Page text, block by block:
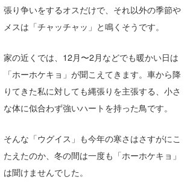
張り争いをするオスだけで、それ以外の季節や
メスは「チャッチャッ」と鳴くそうです。
家の近くでは、12月〜2月などでも暖かい日は
「ホーホケキョ」が聞こえてきます。車から降
りてきた私に対しても縄張りを主張する、小さ
な体に似合わず強いハートを持った鳥です。
そんな「ウグイス」も今年の寒さはさすがにこ
たえたのか、冬の間は一度も「ホーホケキョ」
は聞けませんでした。
Naoya Kimoto
Yoshiyuki Obata
arukasvision
DELTA FORCE SURF
メディア
WAVAL
中浦“JET”章
嵯峨明日香
進士剛光
波伝説スタッフ
☆加藤
+☆maki☆+
Aichan
波伝説